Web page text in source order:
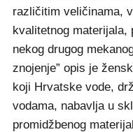
različitim veličinama,
kvalitetnog materijala,
nekog drugog
znojenje” opis je
koji Hrvatske vode,
vodama, nabavlja u
promidžbenog